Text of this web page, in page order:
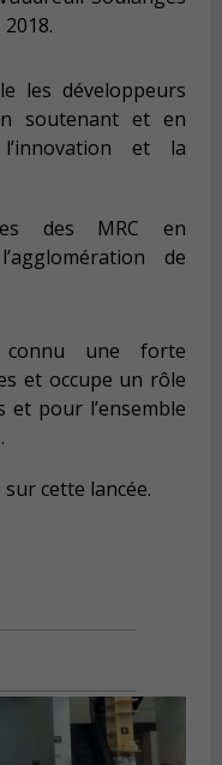
les développeurs
soutenant et en
l’innovation et la
des MRC en
de
connu une forte
et occupe un rôle
pour l’ensemble
cette lancée.